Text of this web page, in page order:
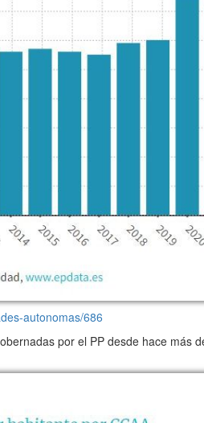
autonomas/686
por el PP desde hace más